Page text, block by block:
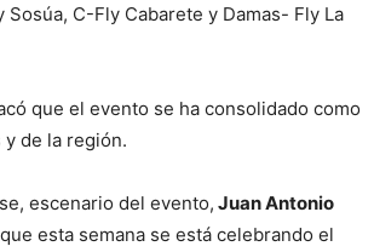
C-Fly Cabarete y Damas- Fly La
que el evento se ha consolidado como
de la región.
escenario del evento, Juan Antonio
esta semana se está celebrando el